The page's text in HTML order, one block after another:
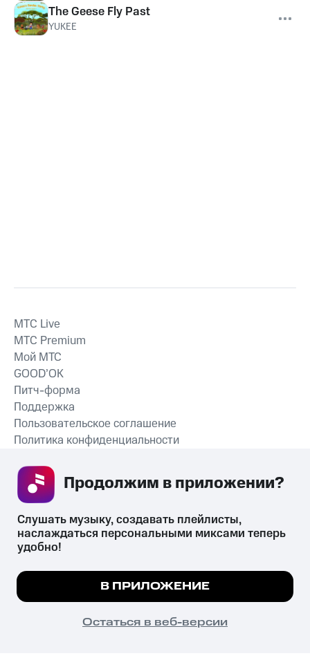
The Geese Fly Past
YUKEE
СКАЧАТЬ ПРИЛОЖЕНИЕ
MTС Live
MTС Premium
Мой МТС
GOOD’OK
Питч-форма
Поддержка
Пользовательское соглашение
Политика конфиденциальности
психотропных веществ, их аналогов причиняет вред здоровью,
их незаконный оборот запрещён и влечёт установленную
законодательством ответственность.
© 2026 ООО «КИОН».
Все права защищены
Мы используем куки, чтобы на сайте все
Подробнее
ПОНЯТНО
Слушать музыку, создавать плейлисты,
наслаждаться персональными миксами теперь
удобно!
В ПРИЛОЖЕНИЕ
Остаться в веб-версии